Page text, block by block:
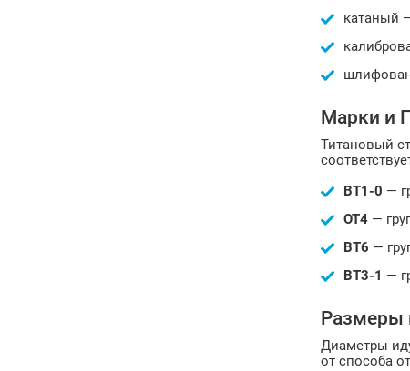
катаный
Марки и
Титановый
ВТ1-0 —
ОТ4 —
ВТ6 —
ВТ3-1 —
Размеры
Диаметры
от способа